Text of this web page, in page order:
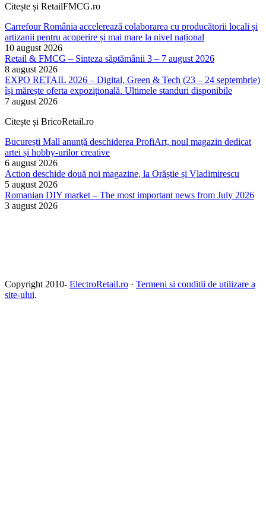
Citește și RetailFMCG.ro
Carrefour România accelerează colaborarea cu producătorii locali și
artizanii pentru acoperire și mai mare la nivel național
10 august 2026
Retail & FMCG – Sinteza săptămânii 3 – 7 august 2026
8 august 2026
EXPO RETAIL 2026 – Digital, Green & Tech (23 – 24 septembrie)
își mărește oferta expozițională. Ultimele standuri disponibile
7 august 2026
Citește și BricoRetail.ro
București Mall anunță deschiderea ProfiArt, noul magazin dedicat
artei și hobby-urilor creative
6 august 2026
Action deschide două noi magazine, la Orăștie și Vladimirescu
5 august 2026
Romanian DIY market – The most important news from July 2026
3 august 2026
Copyright 2010- ElectroRetail.ro · Termeni si conditii de utilizare a
site-ului.